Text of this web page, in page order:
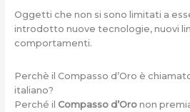
Oggetti che non si sono limitati a
introdotto nuove tecnologie, nuovi
comportamenti.
Perchè il Compasso d’Oro è
italiano?
Perché il Compasso d’Oro non